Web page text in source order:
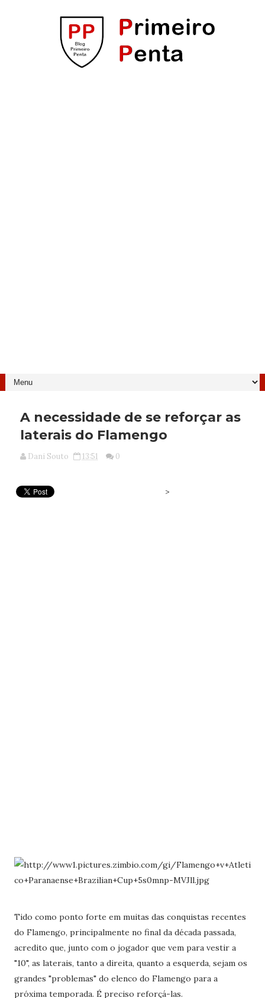
A necessidade de se reforçar as
laterais do Flamengo
Dani Souto 13:51 0
>
Tido como ponto forte em muitas das conquistas recentes
do Flamengo, principalmente no final da década passada,
acredito que, junto com o jogador que vem para vestir a
"10", as laterais, tanto a direita, quanto a esquerda, sejam os
grandes "problemas" do elenco do Flamengo para a
próxima temporada. É preciso reforçá-las.